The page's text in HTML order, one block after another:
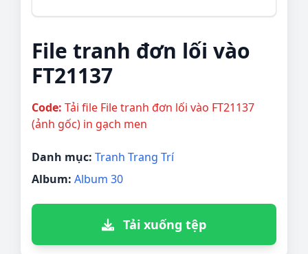
File tranh đơn lối vào
FT21137
Code: Tải file File tranh đơn lối vào FT21137
(ảnh gốc) in gạch men
Danh mục: Tranh Trang Trí
Album: Album 30
Tải xuống tệp